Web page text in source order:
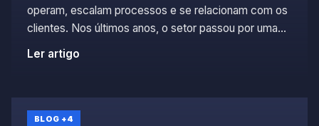
operam, escalam processos e se relacionam com os
clientes. Nos últimos anos, o setor passou por uma
mudança significativa e, consequentemente, deixou
de ser visto apenas como uma alternativa ao crédito
estratégica no planejamento financeiro […]
Ler artigo
BLOG +4